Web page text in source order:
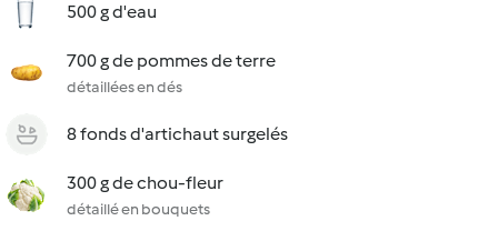
500 g d'eau
700 g de pommes de terre
détaillées en dés
8 fonds d'artichaut surgelés
300 g de chou-fleur
détaillé en bouquets